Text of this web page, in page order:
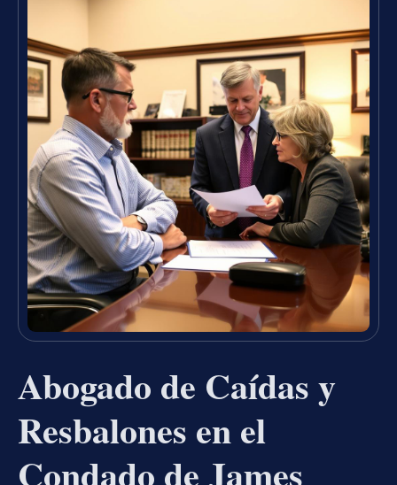
Abogado de Caídas y
Resbalones en el
Condado de James